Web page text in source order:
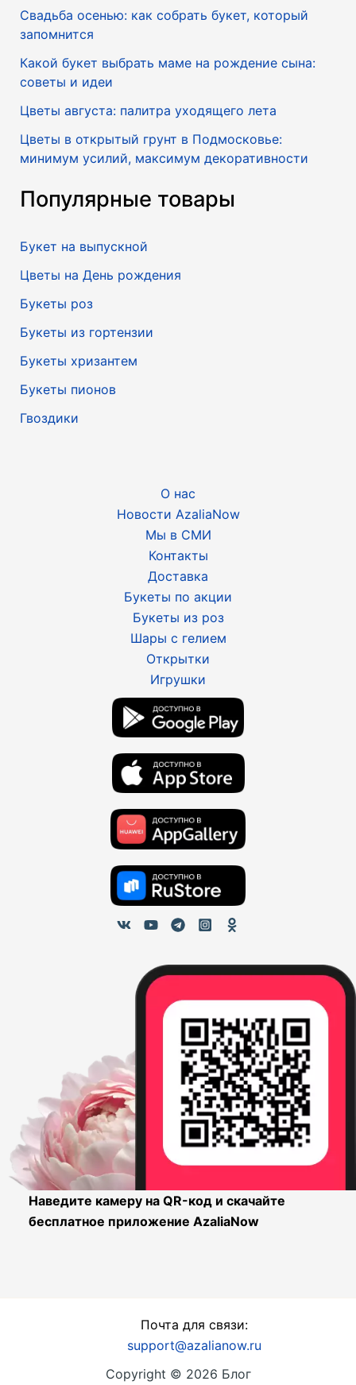
Свадьба осенью: как собрать букет, который
запомнится
Какой букет выбрать маме на рождение сына:
советы и идеи
Цветы августа: палитра уходящего лета
Цветы в открытый грунт в Подмосковье:
минимум усилий, максимум декоративности
Популярные товары
Букет на выпускной
Цветы на День рождения
Букеты роз
Букеты из гортензии
Букеты хризантем
Букеты пионов
Гвоздики
О нас
Новости AzaliaNow
Мы в СМИ
Контакты
Доставка
Букеты по акции
Букеты из роз
Шары с гелием
Открытки
Игрушки
Наведите камеру на QR-код и скачайте
бесплатное приложение AzaliaNow
Почта для связи:
support@azalianow.ru
Copyright © 2026 Блог